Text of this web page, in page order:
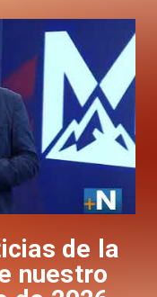
de la
nuestro